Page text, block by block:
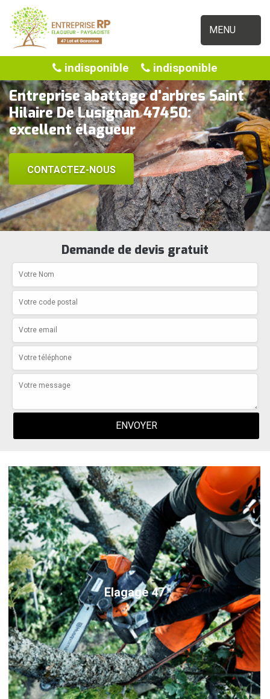
MENU
indisponible indisponible
Entreprise abattage d'arbres Saint
Hilaire De Lusignan 47450:
excellent élagueur
CONTACTEZ-NOUS
Demande de devis gratuit
Elagage 47